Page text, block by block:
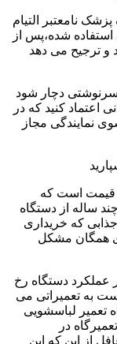
نامعتبر التیام
استفاده شده،پس از
و ترجیح می دهد
سرنوشتی دچار شود
اعتماد کنید که در
نمایندگی مجاز
قیمت است که
ساله از دستگاه
که خریداری
همگان مشکل
عملکرد دستگاه رخ
به تعمیراتی می
تعمیر لباسشویی
در
از این که این